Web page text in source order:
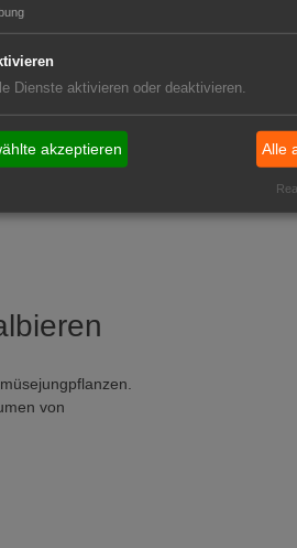
von
Dienste aktivieren oder deaktivieren.
akzeptieren Alle